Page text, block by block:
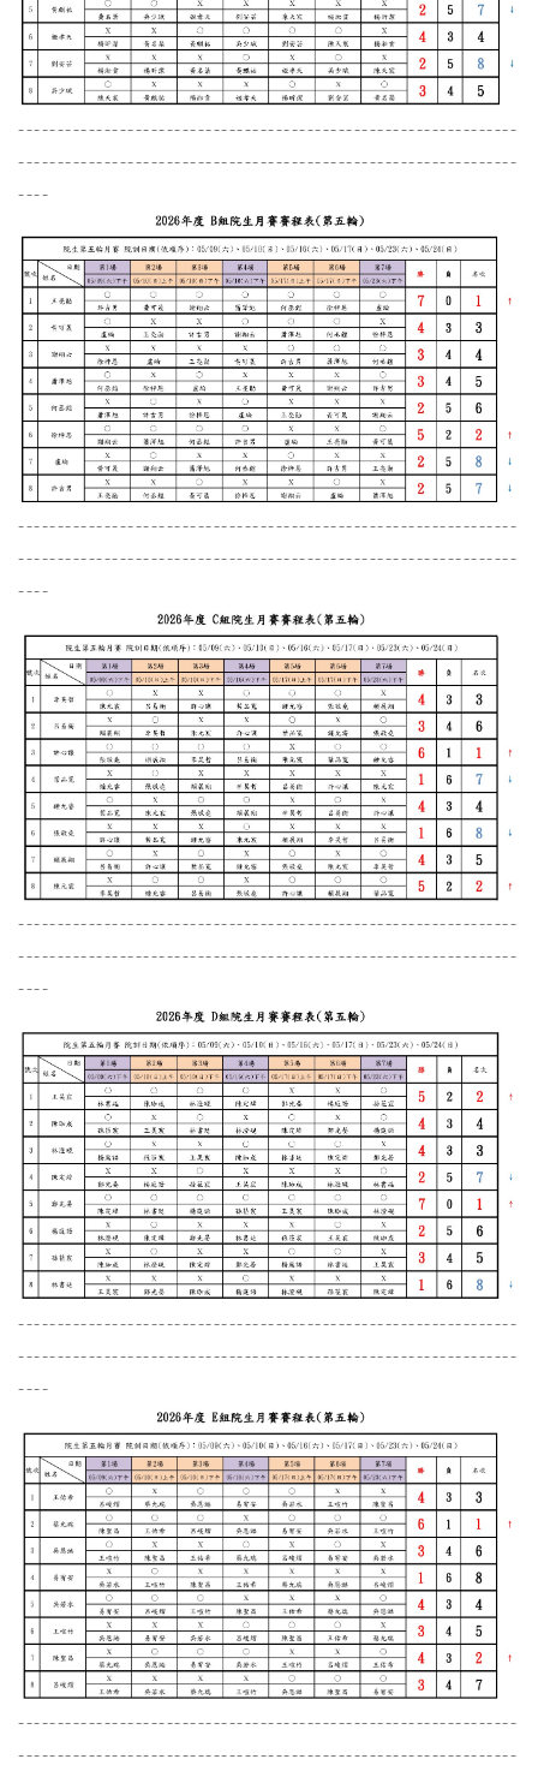
----------------------------------------------------------------
----------------------------------------------------------------
----
----------------------------------------------------------------
----------------------------------------------------------------
----
----------------------------------------------------------------
----------------------------------------------------------------
----
----------------------------------------------------------------
----------------------------------------------------------------
----
----------------------------------------------------------------
----------------------------------------------------------------